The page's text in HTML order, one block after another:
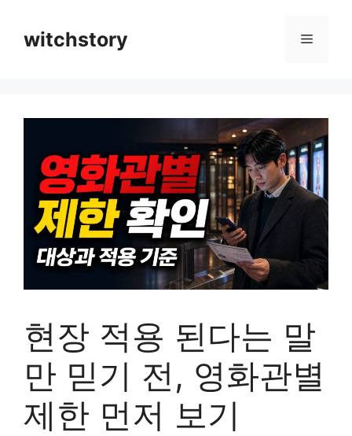
witchstory 메
현장 적용 된다는 말
만 믿기 전, 영화관별
제한 먼저 보기